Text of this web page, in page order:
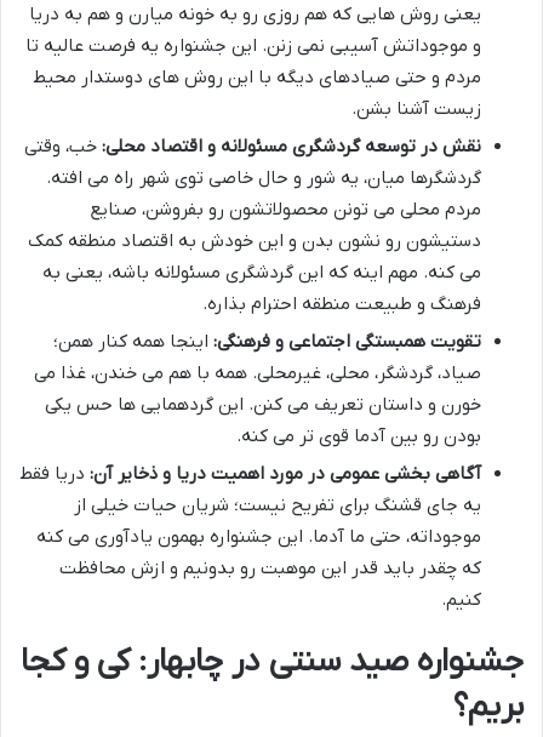
یعنی روش هایی که هم روزی رو به خونه میارن و هم به دریا
و موجوداتش آسیبی نمی زنن. این جشنواره یه فرصت عالیه تا
مردم و حتی صیادهای دیگه با این روش های دوستدار محیط
زیست آشنا بشن.
نقش در توسعه گردشگری مسئولانه و اقتصاد محلی: خب، وقتی
گردشگرها میان، یه شور و حال خاصی توی شهر راه می افته.
مردم محلی می تونن محصولاتشون رو بفروشن، صنایع
دستیشون رو نشون بدن و این خودش به اقتصاد منطقه کمک
می کنه. مهم اینه که این گردشگری مسئولانه باشه، یعنی به
فرهنگ و طبیعت منطقه احترام بذاره.
تقویت همبستگی اجتماعی و فرهنگی: اینجا همه کنار همن؛
صیاد، گردشگر، محلی، غیرمحلی. همه با هم می خندن، غذا می
خورن و داستان تعریف می کنن. این گردهمایی ها حس یکی
بودن رو بین آدما قوی تر می کنه.
آگاهی بخشی عمومی در مورد اهمیت دریا و ذخایر آن: دریا فقط
یه جای قشنگ برای تفریح نیست؛ شریان حیات خیلی از
موجوداته، حتی ما آدما. این جشنواره بهمون یادآوری می کنه
که چقدر باید قدر این موهبت رو بدونیم و ازش محافظت
کنیم.
جشنواره صید سنتی در چابهار: کی و کجا
بریم؟